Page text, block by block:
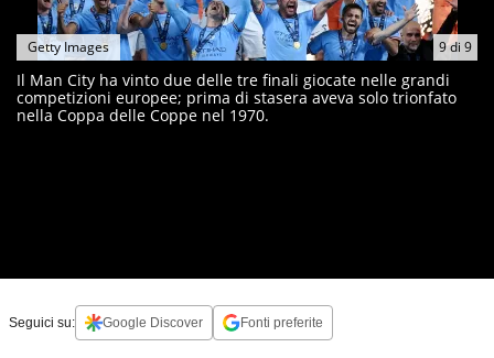
9di 9
Getty Images
Il Man City ha vinto due delle tre finali giocate nelle grandi
competizioni europee; prima di stasera aveva solo trionfato
nella Coppa delle Coppe nel 1970.
Seguici su: Google Discover Fonti preferite